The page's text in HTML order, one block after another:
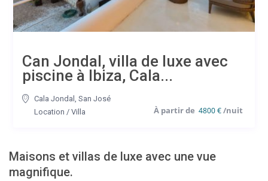
4800 €
Can Jondal, villa de luxe avec
piscine à Ibiza, Cala...
Cala Jondal,San José
Location /Villa
Maisons et villas de luxe avec une vue
magnifique.